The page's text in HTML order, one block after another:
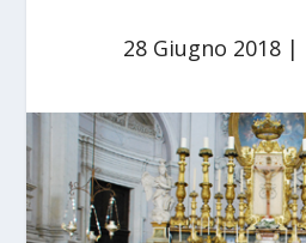
28 Giugno 2018|